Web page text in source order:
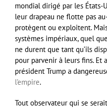
mondial dirigé par les États-
leur drapeau ne flotte pas
protègent ou exploitent.
systèmes impériaux, quel
ne durent que tant qu’ils
pour parvenir à leurs fins. Et
président Trump a
l’empire.
Tout observateur qui se